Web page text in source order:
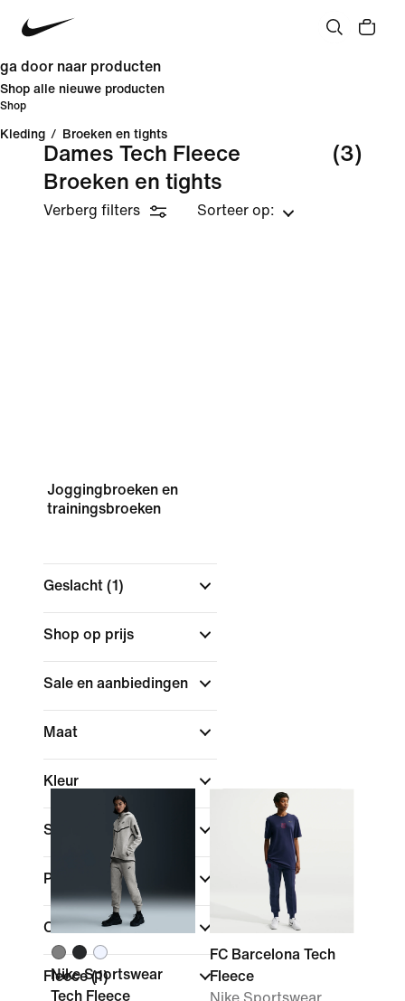
ga door naar producten
Shop alle nieuwe producten
Shop
Kleding / Broeken en tights
Dames Tech Fleece
Broeken en tights
(3)
Verberg filters Sorteer op:
Joggingbroeken en
trainingsbroeken
Geslacht (1)
Shop op prijs
Sale en aanbiedingen
Maat
Kleur
Sport
Pasvorm
Collecties
Fleece(1)
Nike Sportswear
Tech Fleece
FC Barcelona Tech
Fleece
Nike Sportswear